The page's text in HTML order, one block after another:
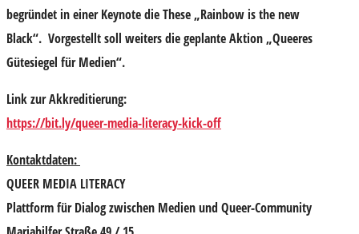
begründet in einer Keynote die These „Rainbow is the new
Black“. Vorgestellt soll weiters die geplante Aktion „Queeres
Gütesiegel für Medien“.
Link zur Akkreditierung:
https://bit.ly/queer-media-literacy-kick-off
Kontaktdaten:
QUEER MEDIA LITERACY
Plattform für Dialog zwischen Medien und Queer-Community